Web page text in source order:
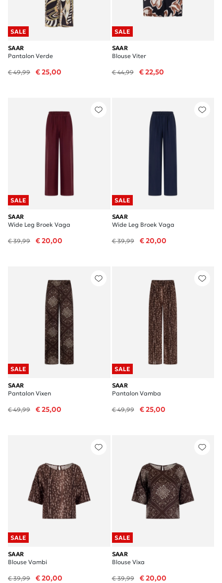
SALE
SAAR
Pantalon Verde
€ 49,99 € 25,00
SALE
SAAR
Blouse Viter
€ 44,99 € 22,50
SALE
SAAR
Wide Leg Broek Vaga
€ 39,99 € 20,00
SALE
SAAR
Wide Leg Broek Vaga
€ 39,99 € 20,00
SALE
SAAR
Pantalon Vixen
€ 49,99 € 25,00
SALE
SAAR
Pantalon Vamba
€ 49,99 € 25,00
SALE
SAAR
Blouse Vambi
€ 39,99 € 20,00
SALE
SAAR
Blouse Vixa
€ 39,99 € 20,00